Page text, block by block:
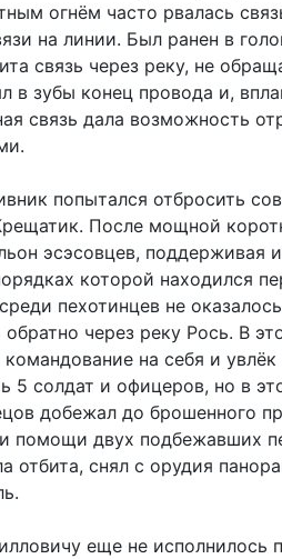
огнём часто рвалась
на линии. Был ранен в
связь через реку, не
в зубы конец провода и,
связь дала возможность
попытался отбросить
После мощной
эсэсовцев,
которой находился
пехотинцев не
через реку Рось. В
на себя и
5 солдат и офицеров, но в
добежал до брошенного
помощи двух подбежавших
отбита, снял с орудия
еще не исполнилось